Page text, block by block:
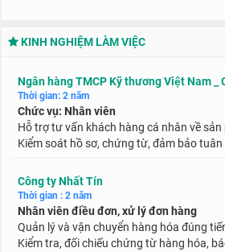
KINH NGHIỆM LÀM VIỆC
Ngân hàng TMCP Kỹ thương Việt Nam _
Thời gian: 2 năm
Chức vụ: Nhân viên
Hỗ trợ tư vấn khách hàng cá nhân về
Kiểm soát hồ sơ, chứng từ, đảm bảo
Công ty Nhất Tín
Thời gian : 2 năm
Nhân viên điều đơn, xử lý đơn hàng
Quản lý và vận chuyển hàng hóa đúng
Kiểm tra, đối chiếu chứng từ hàng hóa,